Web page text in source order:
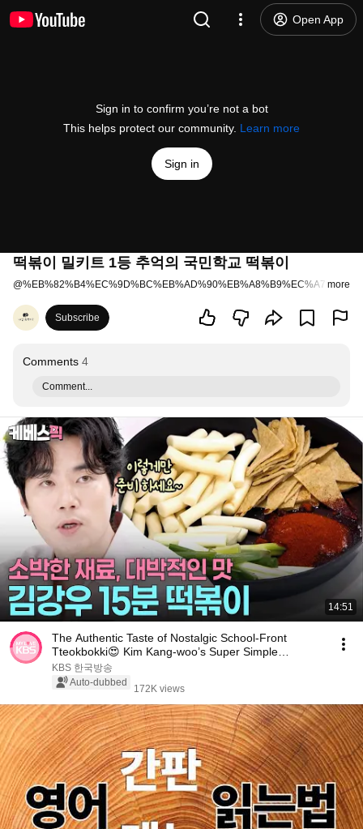
Open App
Sign in to confirm you’re not a bot
This helps protect our community. Learn more
Sign in
떡볶이 밀키트 1등 추억의 국민학교 떡볶이
@%EB%82%B4%EC%9D%BC%EB%AD%90%EB%A8%B9%EC%A7%80-
more
Subscribe
Comments 4
Comment...
14:51
The Authentic Taste of Nostalgic School-Front
Tteokbokki😍 Kim Kang-woo’s Super Simple
Tteokbokki ...
KBS 한국방송
Auto-dubbed
172K views